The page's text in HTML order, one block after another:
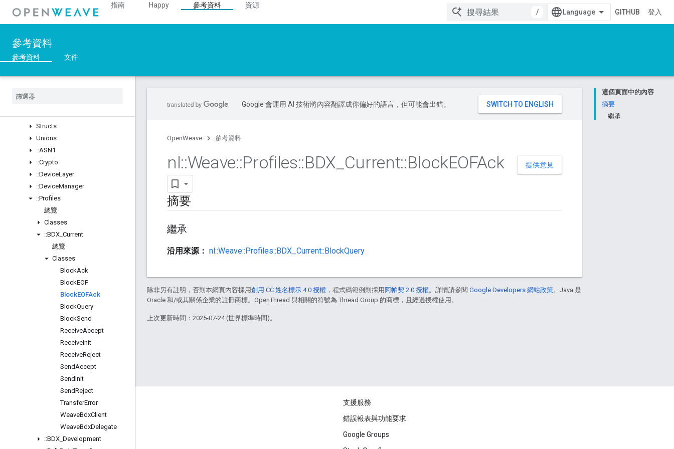
指南 Happy 參考資料
資源
/
GITHUB 登入
參考資料
參考資料 文件
::nl
Structs
::ArgParser
::Inet
Structs
Unions
::ASN1
::Crypto
::DeviceLayer
::DeviceManager
::Profiles
總覽
Classes
::BDX Current
總覽
Classes
BlockAck
BlockEOF
BlockEOFAck
BlockQuery
BlockSend
ReceiveAccept
ReceiveInit
ReceiveReject
SendAccept
SendInit
SendReject
TransferError
WeaveBdxClient
WeaveBdxDelegate
::BDX Development
這個頁面中的內容
摘要
繼承
Google 會運用 AI 技術將內容翻譯成你偏好的語言，但可能會出錯。
OpenWeave 參考資料
提供意見
nl::Weave::Profiles::BDX Current::BlockEOFAck
摘要
繼承
沿用來源： nl::Weave::Profiles::BDX_Current::BlockQuery
除非另有註明，否則本網頁內容採用創用 CC 姓名標示 4.0 授權 ，程式碼範例則採用 阿帕契 2.0 授權。詳情請參閱 Google Developers 網站政策。Java 是
Oracle 和/或其關係企業的註冊商標。OpenThread 與相關的符號為 Thread Group 的商標，且經過授權使用。
上次更新時間：2025-07-24 (世界標準時間)。
支援服務
錯誤報表與功能要求
Google Groups